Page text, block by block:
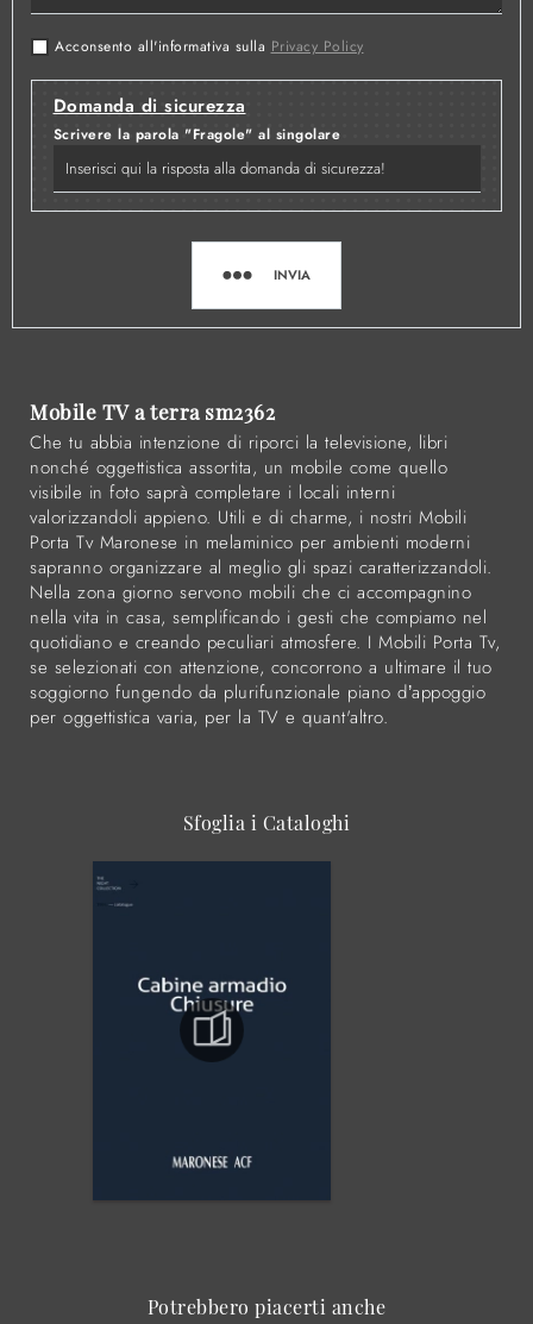
Acconsento all'informativa sulla Privacy Policy
Domanda di sicurezza
Scrivere la parola "Fragole" al singolare
INVIA
Mobile TV a terra sm2362
Che tu abbia intenzione di riporci la televisione, libri
nonché oggettistica assortita, un mobile come quello
visibile in foto saprà completare i locali interni
valorizzandoli appieno. Utili e di charme, i nostri Mobili
Porta Tv Maronese in melaminico per ambienti moderni
sapranno organizzare al meglio gli spazi caratterizzandoli.
Nella zona giorno servono mobili che ci accompagnino
nella vita in casa, semplificando i gesti che compiamo nel
quotidiano e creando peculiari atmosfere. I Mobili Porta Tv,
se selezionati con attenzione, concorrono a ultimare il tuo
soggiorno fungendo da plurifunzionale piano d’appoggio
per oggettistica varia, per la TV e quant'altro.
Sfoglia i Cataloghi
Potrebbero piacerti anche